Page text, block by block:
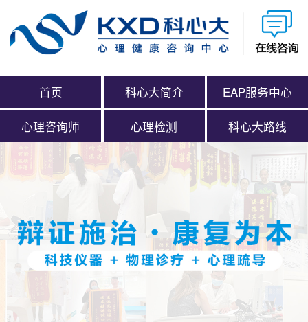
首页 科心大简介 EAP服务中心
心理咨询师 心理检测 科心大路线